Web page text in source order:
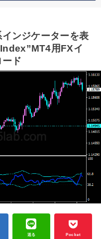
ンジケーターを表
用FXイ
ド
送る Pocket